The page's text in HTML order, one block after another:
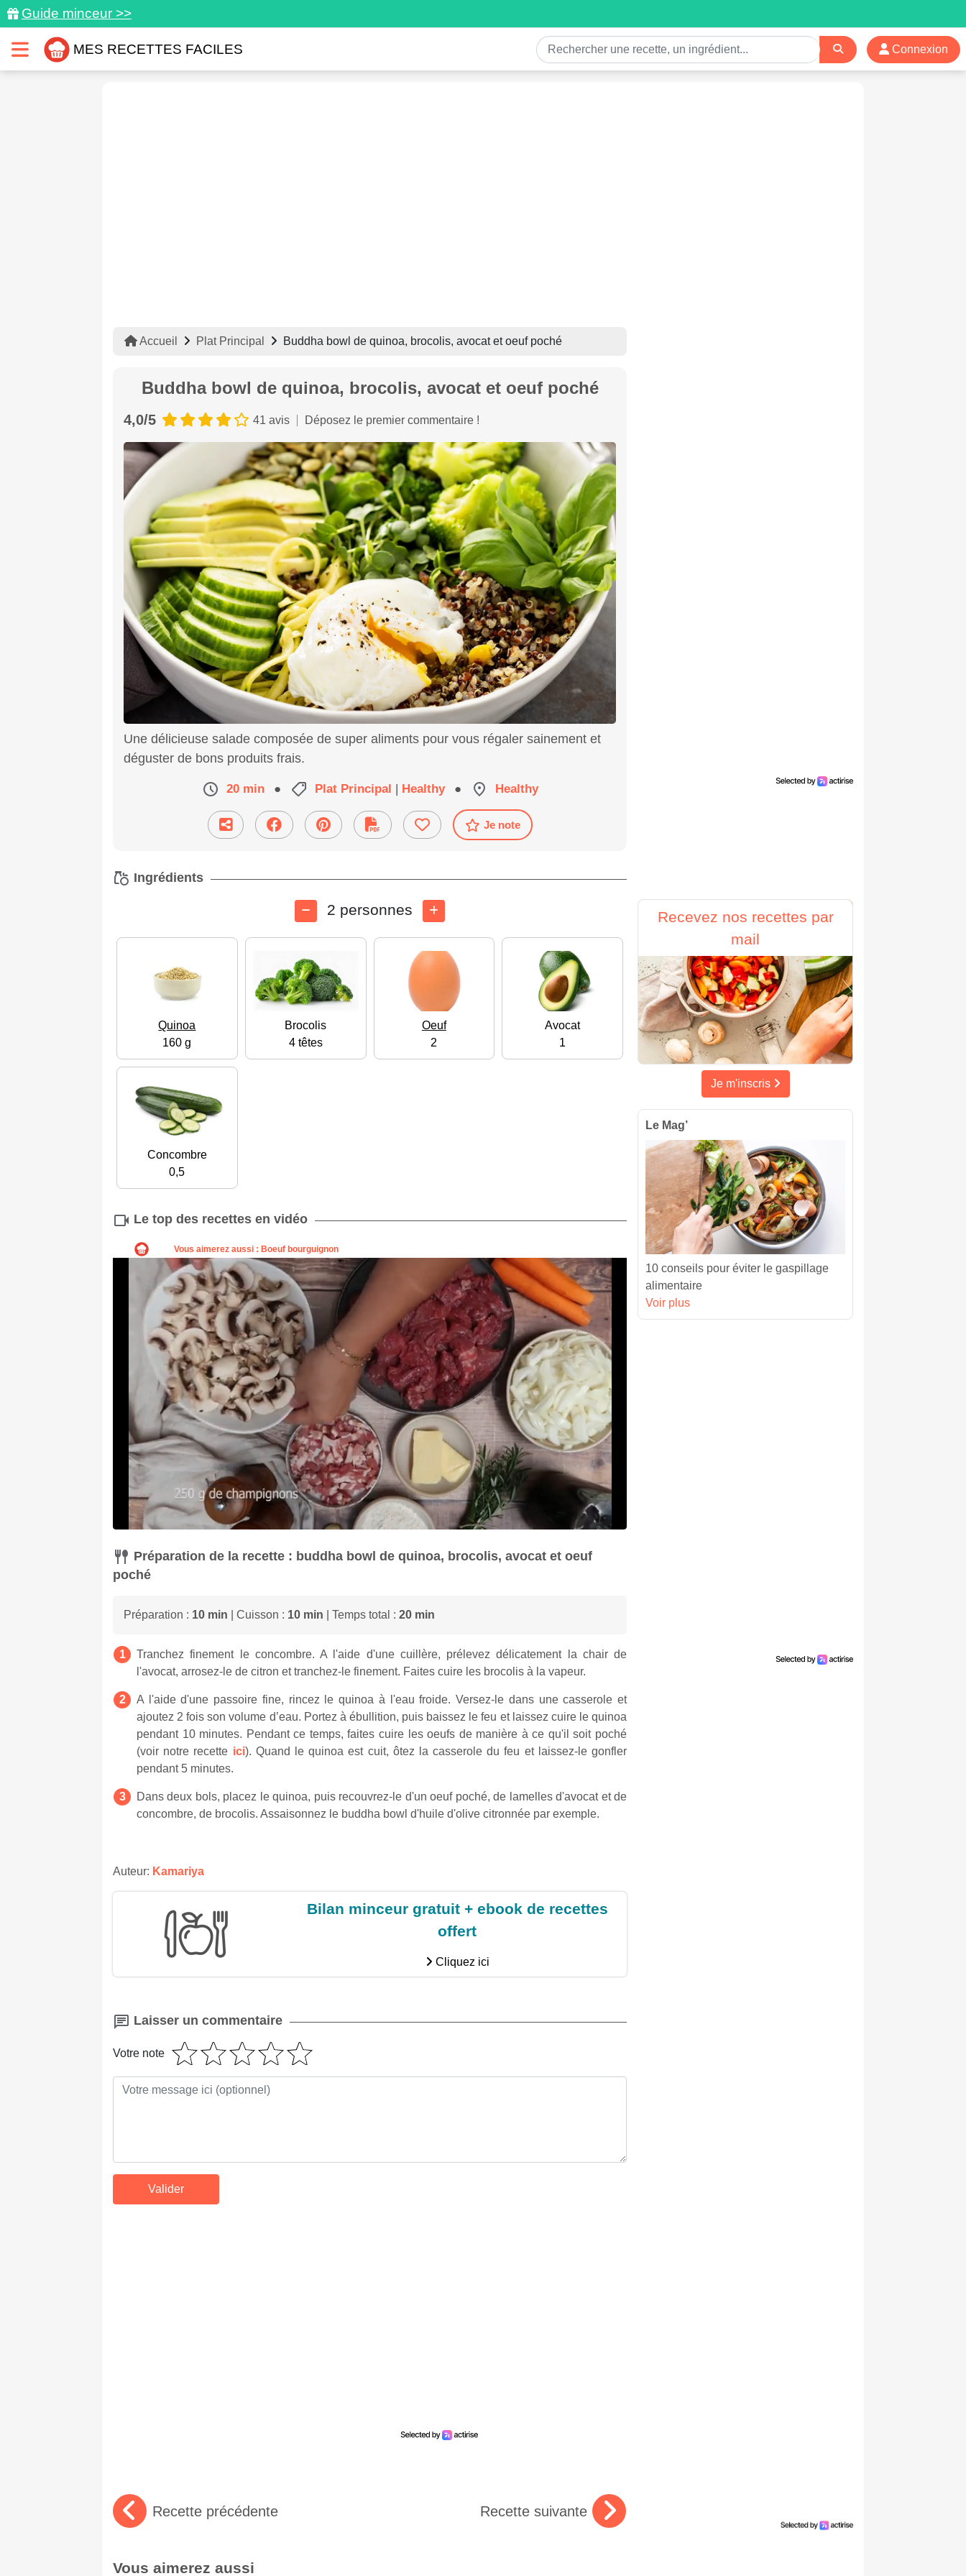
Guide minceur >>
MES RECETTES FACILES Connexion
Accueil Plat Principal Buddha bowl de quinoa, brocolis, avocat et oeuf poché
Buddha bowl de quinoa, brocolis, avocat et oeuf poché
4,0/5 41 avis Déposez le premier commentaire !
Une délicieuse salade composée de super aliments pour vous régaler sainement et
déguster de bons produits frais.
20 min ● Plat Principal | Healthy ● Healthy
Je note
Ingrédients
2 personnes
Quinoa
160 g
Brocolis
4 têtes
Oeuf
2
Avocat
1
Concombre
0,5
Le top des recettes en vidéo
Préparation de la recette : buddha bowl de quinoa, brocolis, avocat et oeuf
poché
Préparation : 10 min | Cuisson : 10 min | Temps total : 20 min
Tranchez finement le concombre. A l'aide d'une cuillère, prélevez délicatement la chair de
l'avocat, arrosez-le de citron et tranchez-le finement. Faites cuire les brocolis à la vapeur.
A l'aide d'une passoire fine, rincez le quinoa à l'eau froide. Versez-le dans une casserole et
ajoutez 2 fois son volume d’eau. Portez à ébullition, puis baissez le feu et laissez cuire le quinoa
pendant 10 minutes. Pendant ce temps, faites cuire les oeufs de manière à ce qu'il soit poché
(voir notre recette ici). Quand le quinoa est cuit, ôtez la casserole du feu et laissez-le gonfler
pendant 5 minutes.
Dans deux bols, placez le quinoa, puis recouvrez-le d'un oeuf poché, de lamelles d'avocat et de
concombre, de brocolis. Assaisonnez le buddha bowl d'huile d'olive citronnée par exemple.
Auteur: Kamariya
Bilan minceur gratuit + ebook de recettes
offert
Cliquez ici
Laisser un commentaire
Votre note
Recette précédente Recette suivante
Vous aimerez aussi
Recevez nos recettes par
mail
Je m'inscris
Le Mag’
10 conseils pour éviter le gaspillage
alimentaire
Voir plus